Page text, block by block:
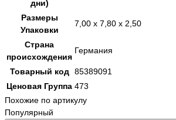
дни)
Размеры
Упаковки
7,00 x 7,80 x 2,50
Страна
происхождения
Германия
Товарный код 85389091
Ценовая Группа 473
Похожие по артикулу
Популярный